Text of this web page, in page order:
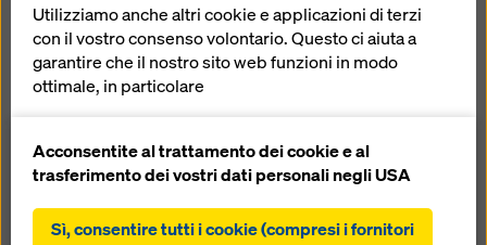
queste rampe
elicoidali
30.05.2011 |Doka Germania
Utilizziamo anche altri cookie e applicazioni di terzi
con il vostro consenso volontario. Questo ci aiuta a
garantire che il nostro sito web funzioni in modo
ottimale, in particolare
nostro sito web (cookie funzionali e statistici),
facilitare un processo di acquisto senza problemi
statistici),
Acconsentite al trattamento dei cookie e al
trasferimento dei vostri dati personali negli USA
Sì, consentire tutti i cookie (compresi i fornitori